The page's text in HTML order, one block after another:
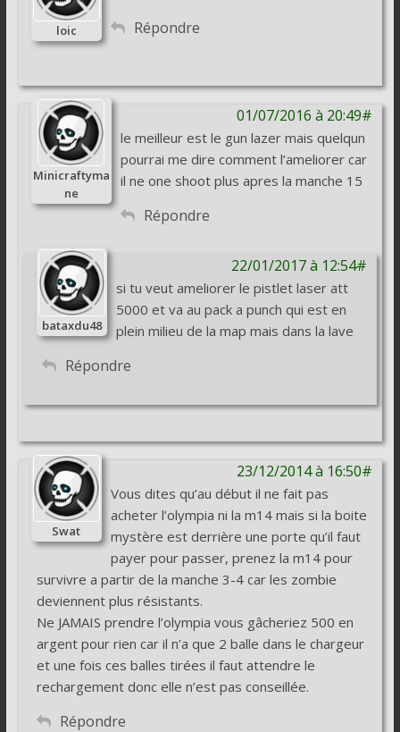
loic Répondre
01/07/2016 à 20:49#
Minicraftyma
ne
le meilleur est le gun lazer mais quelqun
pourrai me dire comment l’ameliorer car
il ne one shoot plus apres la manche 15
Répondre
22/01/2017 à 12:54#
bataxdu48
si tu veut ameliorer le pistlet laser att
5000 et va au pack a punch qui est en
plein milieu de la map mais dans la lave
Répondre
23/12/2014 à 16:50#
Swat
Vous dites qu’au début il ne fait pas
acheter l’olympia ni la m14 mais si la boite
mystère est derrière une porte qu’il faut
payer pour passer, prenez la m14 pour
survivre a partir de la manche 3-4 car les zombie
deviennent plus résistants.
Ne JAMAIS prendre l’olympia vous gâcheriez 500 en
argent pour rien car il n’a que 2 balle dans le chargeur
et une fois ces balles tirées il faut attendre le
rechargement donc elle n’est pas conseillée.
Répondre